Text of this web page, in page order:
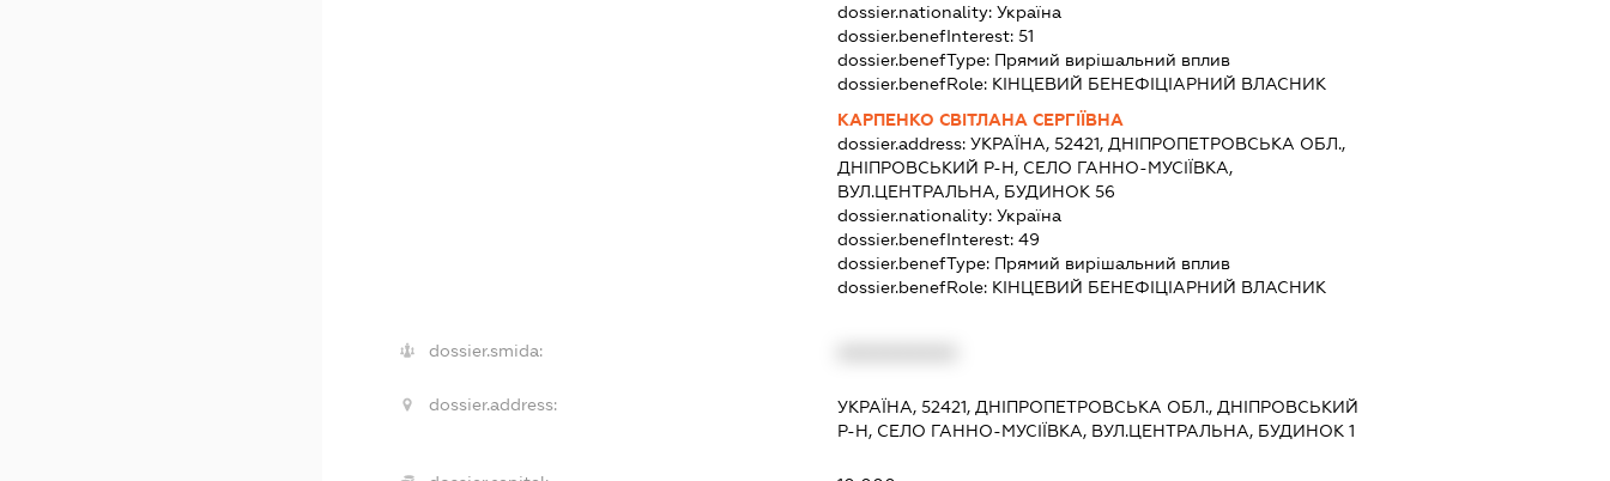
dossier.nationality: Україна
dossier.benefInterest: 51
dossier.benefType: Прямий вирішальний вплив
dossier.benefRole: КІНЦЕВИЙ БЕНЕФІЦІАРНИЙ ВЛАСНИК
КАРПЕНКО СВІТЛАНА СЕРГІЇВНА
dossier.address: УКРАЇНА, 52421, ДНІПРОПЕТРОВСЬКА ОБЛ.,
ДНІПРОВСЬКИЙ Р-Н, СЕЛО ГАННО-МУСІЇВКА,
ВУЛ.ЦЕНТРАЛЬНА, БУДИНОК 56
dossier.nationality: Україна
dossier.benefInterest: 49
dossier.benefType: Прямий вирішальний вплив
dossier.benefRole: КІНЦЕВИЙ БЕНЕФІЦІАРНИЙ ВЛАСНИК
dossier.smida:
dossier.address:
УКРАЇНА, 52421, ДНІПРОПЕТРОВСЬКА ОБЛ., ДНІПРОВСЬКИЙ
Р-Н, СЕЛО ГАННО-МУСІЇВКА, ВУЛ.ЦЕНТРАЛЬНА, БУДИНОК 1